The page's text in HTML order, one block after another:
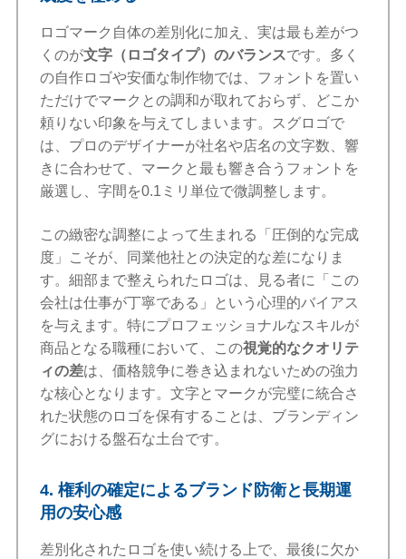
ロゴマーク自体の差別化に加え、実は最も差がつ
くのが文字（ロゴタイプ）のバランスです。多く
の自作ロゴや安価な制作物では、フォントを置い
ただけでマークとの調和が取れておらず、どこか
頼りない印象を与えてしまいます。スグロゴで
は、プロのデザイナーが社名や店名の文字数、響
きに合わせて、マークと最も響き合うフォントを
厳選し、字間を0.1ミリ単位で微調整します。
この緻密な調整によって生まれる「圧倒的な完成
度」こそが、同業他社との決定的な差になりま
す。細部まで整えられたロゴは、見る者に「この
会社は仕事が丁寧である」という心理的バイアス
を与えます。特にプロフェッショナルなスキルが
商品となる職種において、この視覚的なクオリテ
ィの差は、価格競争に巻き込まれないための強力
な核心となります。文字とマークが完璧に統合さ
れた状態のロゴを保有することは、ブランディン
グにおける盤石な土台です。
4. 権利の確定によるブランド防衛と長期運
用の安心感
差別化されたロゴを使い続ける上で、最後に欠か